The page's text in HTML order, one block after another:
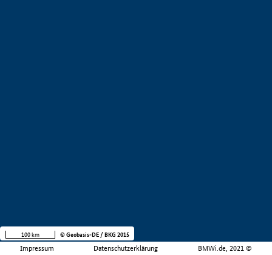
Impressum Datenschutzerklärung BMWi.de, 2021 ©
100 km © Geobasis-DE / BKG 2015